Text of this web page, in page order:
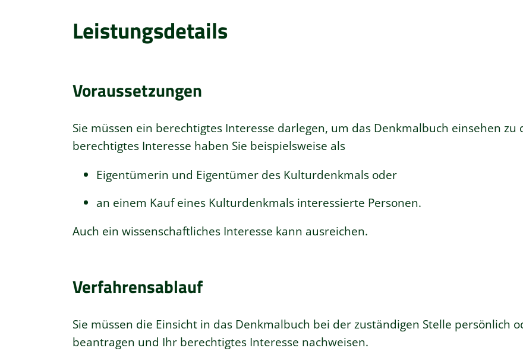
Leistungsdetails
Voraussetzungen
Sie müssen ein berechtigtes Interesse darlegen, um das Denkmalbuch einsehen zu
berechtigtes Interesse haben Sie beispielsweise als
Eigentümerin und Eigentümer des Kulturdenkmals oder
an einem Kaufeines Kulturdenkmals interessierte Personen.
Auch ein wissenschaftliches Interesse kann ausreichen.
Verfahrensablauf
Sie müssen die Einsicht in das Denkmalbuch bei der zuständigen Stelle persönlich
beantragen und Ihr berechtigtes Interesse nachweisen.